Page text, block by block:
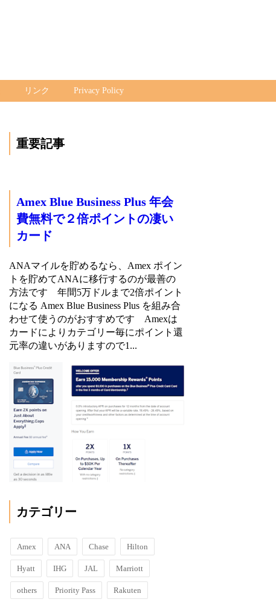
リンク Privacy Policy
重要記事
Amex Blue Business Plus 年会
費無料で２倍ポイントの凄い
カード
ANAマイルを貯めるなら、Amex ポイン
トを貯めてANAに移行するのが最善の
方法です 年間5万ドルまで2倍ポイント
になる Amex Blue Business Plus を組み合
わせて使うのがおすすめです Amexは
カードによりカテゴリー毎にポイント還
元率の違いがありますので1...
カテゴリー
Amex ANA Chase Hilton
Hyatt IHG JAL Marriott
others Priority Pass Rakuten